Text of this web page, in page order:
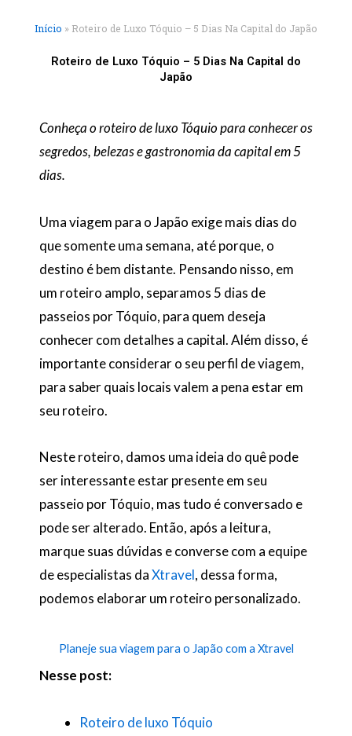
Início » Roteiro de Luxo Tóquio – 5 Dias Na Capital do Japão
Roteiro de Luxo Tóquio – 5 Dias Na Capital do
Japão
Conheça o roteiro de luxo Tóquio para conhecer os
segredos, belezas e gastronomia da capital em 5
dias.
Uma viagem para o Japão exige mais dias do
que somente uma semana, até porque, o
destino é bem distante. Pensando nisso, em
um roteiro amplo, separamos 5 dias de
passeios por Tóquio, para quem deseja
conhecer com detalhes a capital. Além disso, é
importante considerar o seu perfil de viagem,
para saber quais locais valem a pena estar em
seu roteiro.
Neste roteiro, damos uma ideia do quê pode
ser interessante estar presente em seu
passeio por Tóquio, mas tudo é conversado e
pode ser alterado. Então, após a leitura,
marque suas dúvidas e converse com a equipe
de especialistas daXtravel, dessa forma,
podemos elaborar um roteiro personalizado.
Planeje sua viagem para o Japão com a Xtravel
Nesse post:
Roteiro de luxo Tóquio